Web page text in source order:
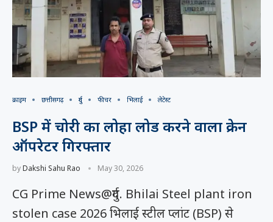
क्राइम छत्तीसगढ़ दुर्ग फीचर भिलाई लेटेस्ट
BSP में चोरी का लोहा लोड करने वाला क्रेन
ऑपरेटर गिरफ्तार
byDakshi Sahu Rao May 30, 2026
CG Prime News@दुर्ग. Bhilai Steel plant iron
stolen case 2026 भिलाई स्टील प्लांट (BSP) से